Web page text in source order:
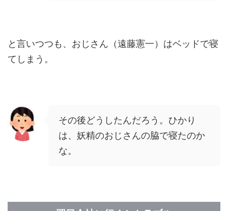
と言いつつも、おじさん（遠藤憲一）はベッドで寝
てしまう。
その後どうしたんだろう。ひかり
は、妖精のおじさんの脇で寝たのか
な。